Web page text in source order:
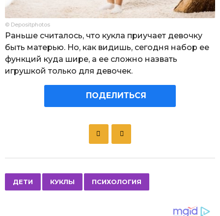
© Depositphotos
Раньше считалось, что кукла приучает девочку
быть матерью. Но, как видишь, сегодня набор ее
функций куда шире, а ее сложно назвать
игрушкой только для девочек.
ПОДЕЛИТЬСЯ
a
ДЕТИ КУКЛЫ ПСИХОЛОГИЯ